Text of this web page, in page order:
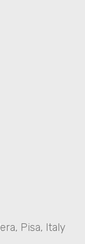
Pisa, Italy